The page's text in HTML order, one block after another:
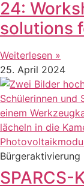
24:
solutions
Weiterlesen »
25. April 2024
Bürgeraktivierung